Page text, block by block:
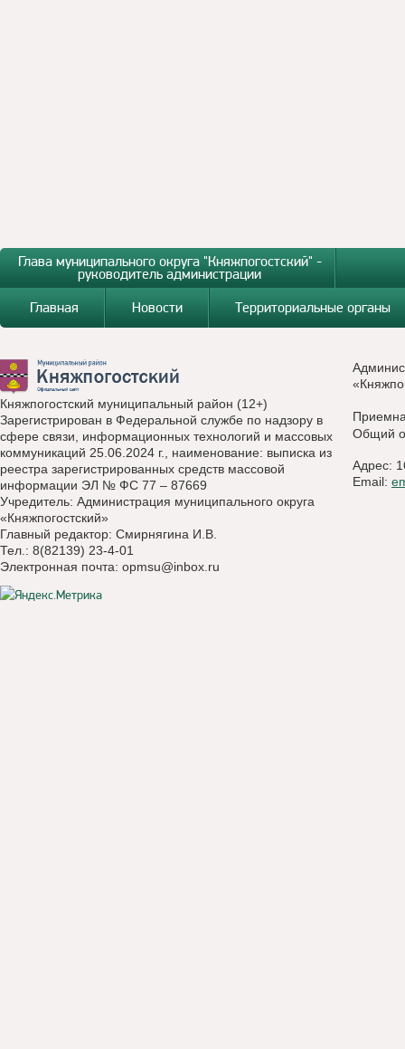
Глава муниципального округа "Княжпогостский" -
руководитель администрации
Главная
Новости Территориальные органы
Княжпогостский муниципальный район (12+)
Зарегистрирован в Федеральной службе по надзору в
сфере связи, информационных технологий и массовых
коммуникаций 25.06.2024 г., наименование: выписка из
реестра зарегистрированных средств массовой
информации ЭЛ № ФС 77 – 87669
Учредитель: Администрация муниципального округа
«Княжпогостский»
Главный редактор: Смирнягина И.В.
Тел.: 8(82139) 23-4-01
Электронная почта: opmsu@inbox.ru
Общий
Адрес:
Email: